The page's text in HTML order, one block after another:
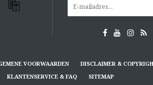
VOORWAARDEN DISCLAIMER &
KLANTENSERVICE & FAQ
SITEMAP